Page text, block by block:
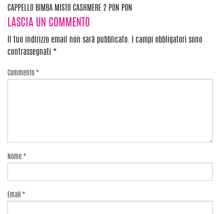
Navigazione
articoli
CAPPELLO BIMBA MISTO CASHMERE 2 PON PON
LASCIA UN COMMENTO
Il tuo indirizzo email non sarà pubblicato.
I campi obbligatori sono
contrassegnati *
Commento *
Nome *
Email *